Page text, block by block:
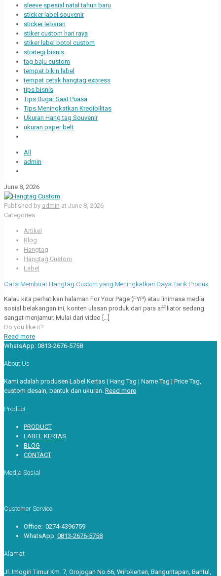
sleeve spesial natal tahun baru
sticker label souvenir
sticker lebaran
stiker custom hari raya
stiker label botol custom
strategi bisnis
tag baju custom
tempat bikin label
tempat cetak hangtag express
tips bisnis
Tips Bugar Saat Puasa
Tips Meningkatkan Kredibilitas
Ukuran Hang tag Souvenir
ukuran paper belt
All
admin
June 8, 2026
Published by admin at June 8, 2026
Categories
Artikel
Blog
Hangtag
Hangtag Custom
Label
Cara Membuat Hangtag Custom yang Meningkatkan Daya Tarik Produk
Kalau kita perhatikan halaman For Your Page (FYP) atau linimasa media
sosial belakangan ini, konten ulasan produk dari para affiliator sedang
sangat menjamur. Mulai dari video
Do you like it?
Read more
WhatsApp: 0813-2676-5758
About Us
Kami adalah produsen Label Kertas | Hang Tag | Name Tag | Price Tag,
custom desain, bentuk dan ukuran. Read more
Product
PRODUCT
LABEL KERTAS
BLOG
CONTACT
Media Sosial
Customer Service
Office: 0274-4396759
WhatsApp: 0813-2676-5758
Alamat
Jl. Imogiri Timur Km. 7, Grojogan No.66, Wirokerten, Banguntapan, Bantul,